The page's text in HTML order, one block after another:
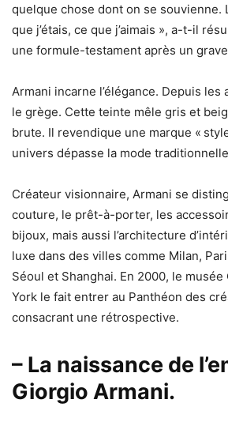
quelque chose dont on se souvienne.
que j’étais, ce que j’aimais », a-t-il
une formule-testament après un
Armani incarne l’élégance. Depuis les
le grège. Cette teinte mêle gris et
brute. Il revendique une marque «
univers dépasse la mode
Créateur visionnaire, Armani se
couture, le prêt-à-porter, les
bijoux, mais aussi l’architecture
luxe dans des villes comme Milan,
Séoul et Shanghai. En 2000, le
York le fait entrer au Panthéon des
consacrant une rétrospective.
– La naissance de
Giorgio Armani.